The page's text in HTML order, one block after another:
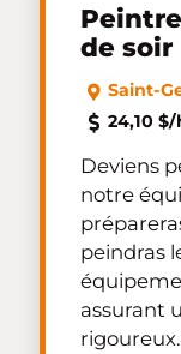
de soir
Saint-
24,10
Deviens
notre
peindras
assurant